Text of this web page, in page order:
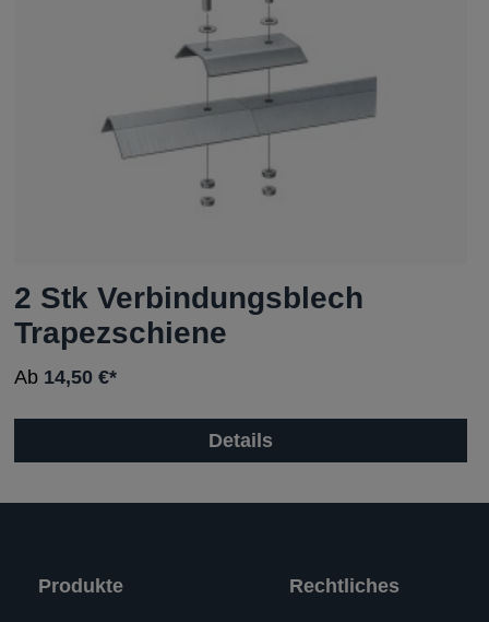
2 Stk Verbindungsblech
Trapezschiene
Ab 14,50 €*
Details
Produkte Rechtliches